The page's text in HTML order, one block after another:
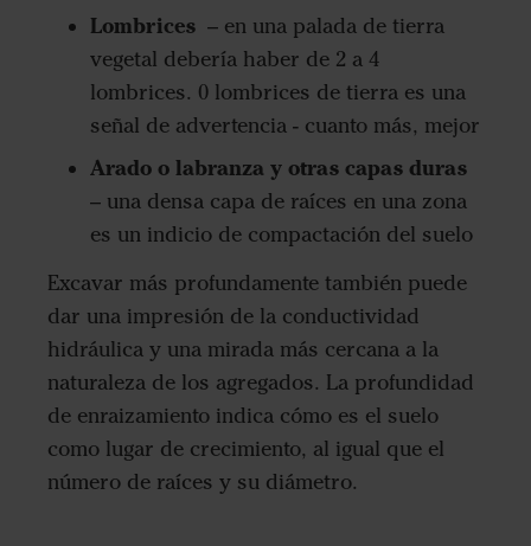
Lombrices – en una palada de tierra
vegetal debería haber de 2 a 4
lombrices. 0 lombrices de tierra es una
señal de advertencia - cuanto más, mejor
Arado o labranza y otras capas duras
– una densa capa de raíces en una zona
es un indicio de compactación del suelo
Excavar más profundamente también puede
dar una impresión de la conductividad
hidráulica y una mirada más cercana a la
naturaleza de los agregados. La profundidad
de enraizamiento indica cómo es el suelo
como lugar de crecimiento, al igual que el
número de raíces y su diámetro.